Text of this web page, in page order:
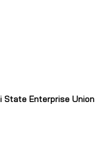
Enterprise Union